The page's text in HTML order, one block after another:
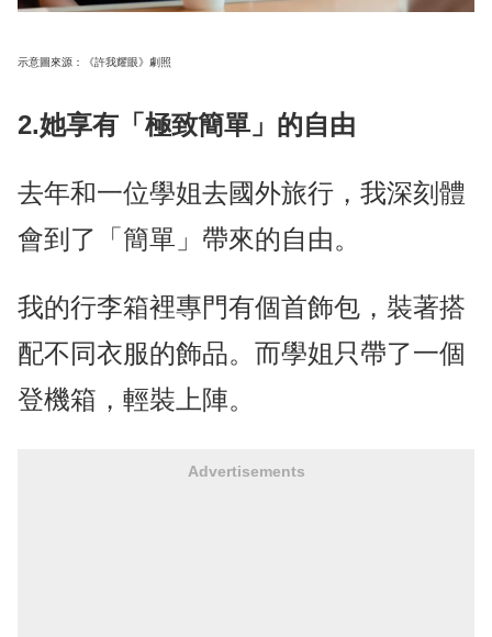
示意圖來源：《許我耀眼》劇照
2.她享有「極致簡單」的自由
去年和一位學姐去國外旅行，我深刻體
會到了「簡單」帶來的自由。
我的行李箱裡專門有個首飾包，裝著搭
配不同衣服的飾品。而學姐只帶了一個
登機箱，輕裝上陣。
Advertisements